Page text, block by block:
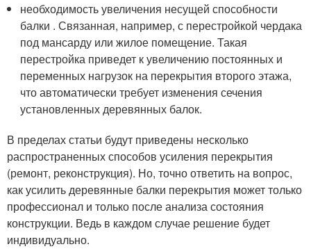
необходимость увеличения несущей способности
балки . Связанная, например, с перестройкой чердака
под мансарду или жилое помещение. Такая
перестройка приведет к увеличению постоянных и
переменных нагрузок на перекрытия второго этажа,
что автоматически требует изменения сечения
установленных деревянных балок.
В пределах статьи будут приведены несколько
распространенных способов усиления перекрытия
(ремонт, реконструкция). Но, точно ответить на вопрос,
как усилить деревянные балки перекрытия может только
профессионал и только после анализа состояния
конструкции. Ведь в каждом случае решение будет
индивидуально.